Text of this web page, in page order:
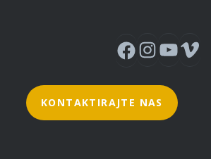
Facebook Instagram YouTube Vimeo
KONTAKTIRAJTE NAS